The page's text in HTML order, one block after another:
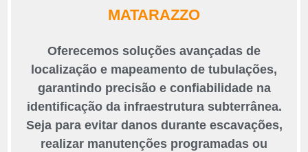
MATARAZZO
Oferecemos soluções avançadas de
localização e mapeamento de tubulações,
garantindo precisão e confiabilidade na
identificação da infraestrutura subterrânea.
Seja para evitar danos durante escavações,
realizar manutenções programadas ou